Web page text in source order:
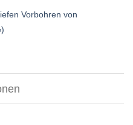
Vorbohren von